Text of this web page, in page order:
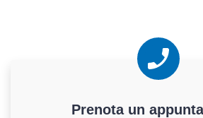
Prenota un